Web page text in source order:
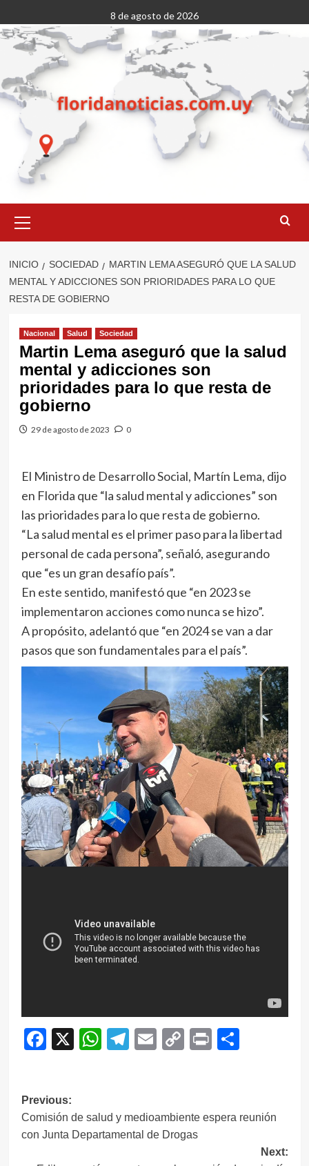
al
contenido
8 de agosto de 2026
primario
INICIO SOCIEDAD
MARTIN LEMA ASEGURÓ QUE LA SALUD
MENTAL Y ADICCIONES SON PRIORIDADES PARA LO QUE
RESTA DE GOBIERNO
Nacional Salud Sociedad
Martin Lema aseguró que la salud
mental y adicciones son
prioridades para lo que resta de
gobierno
29 de agosto de 2023 0
El Ministro de Desarrollo Social, Martín Lema, dijo
en Florida que “la salud mental y adicciones” son
las prioridades para lo que resta de gobierno.
“La salud mental es el primer paso para la libertad
personal de cada persona”, señaló, asegurando
que “es un gran desafío país”.
En este sentido, manifestó que “en 2023 se
implementaron acciones como nunca se hizo”.
A propósito, adelantó que “en 2024 se van a dar
pasos que son fundamentales para el país”.
Facebook
X WhatsApp
Telegram
EmailCopy
Print
Navegación
de
entradas
Previous:
Comisión de salud y medioambiente espera reunión
con Junta Departamental de Drogas
Next: